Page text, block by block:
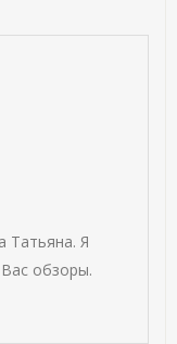
Татьяна. Я
обзоры.